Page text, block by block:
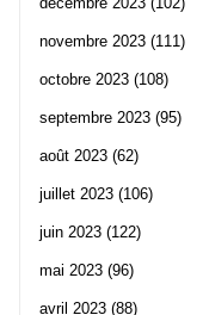
novembre 2023 (111)
octobre 2023 (108)
septembre 2023 (95)
août 2023 (62)
juillet 2023 (106)
juin 2023 (122)
mai 2023 (96)
avril 2023 (88)